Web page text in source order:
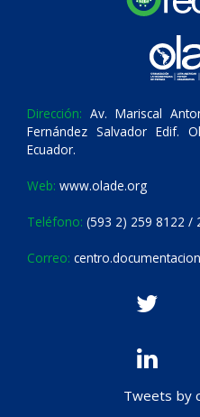
Dirección: Av. Mariscal
Fernández Salvador Edif.
Ecuador.
Web: www.olade.org
Teléfono: (593 2) 259 8122 /
Correo:
Tweets by